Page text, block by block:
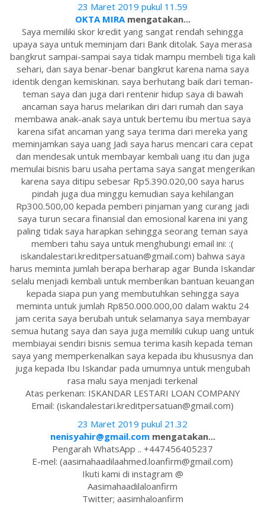
23 Maret 2019 pukul 11.59
OKTA MIRAmengatakan...
Saya memiliki skor kredit yang sangat rendah sehingga
upaya saya untuk meminjam dari Bank ditolak. Saya merasa
bangkrut sampai-sampai saya tidak mampu membeli tiga kali
sehari, dan saya benar-benar bangkrut karena nama saya
identik dengan kemiskinan. saya berhutang baik dari teman-
teman saya dan juga dari rentenir hidup saya di bawah
ancaman saya harus melarikan diri dari rumah dan saya
membawa anak-anak saya untuk bertemu ibu mertua saya
karena sifat ancaman yang saya terima dari mereka yang
meminjamkan saya uang Jadi saya harus mencari cara cepat
dan mendesak untuk membayar kembali uang itu dan juga
memulai bisnis baru usaha pertama saya sangat mengerikan
karena saya ditipu sebesar Rp5.390.020,00 saya harus
pindah juga dua minggu kemudian saya kehilangan
Rp300.500,00 kepada pemberi pinjaman yang curang jadi
saya turun secara finansial dan emosional karena ini yang
paling tidak saya harapkan sehingga seorang teman saya
memberi tahu saya untuk menghubungi email ini: :(
iskandalestari.kreditpersatuan@gmail.com) bahwa saya
harus meminta jumlah berapa berharap agar Bunda Iskandar
selalu menjadi kembali untuk memberikan bantuan keuangan
kepada siapa pun yang membutuhkan sehingga saya
meminta untuk jumlah Rp850.000.000,00 dalam waktu 24
jam cerita saya berubah untuk selamanya saya membayar
semua hutang saya dan saya juga memiliki cukup uang untuk
membiayai sendiri bisnis semua terima kasih kepada teman
saya yang memperkenalkan saya kepada ibu khususnya dan
juga kepada Ibu Iskandar pada umumnya untuk mengubah
rasa malu saya menjadi terkenal
Atas perkenan: ISKANDAR LESTARI LOAN COMPANY
Email: (iskandalestari.kreditpersatuan@gmail.com)
23 Maret 2019 pukul 21.32
nenisyahir@gmail.commengatakan...
Pengarah WhatsApp .. +447456405237
E-mel: (aasimahaadilaahmed.loanfirm@gmail.com)
Ikuti kami di instagram @
Aasimahaadilaloanfirm
Twitter; aasimhaloanfirm